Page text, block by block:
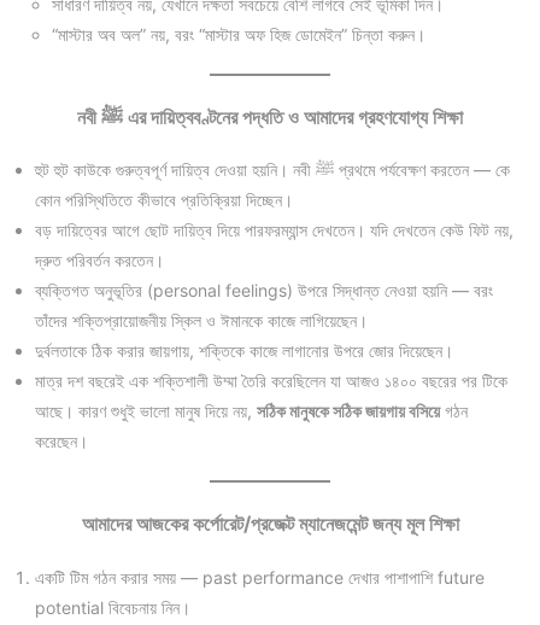
“মাস্টার অব অল” নয়, বরং “মাস্টার অফ হিজ ডোমেইন” চিন্তা করুন।
নবী ﷺ এর দায়িত্ববণ্টনের পদ্ধতি ও আমাদের গ্রহণযোগ্য শিক্ষা
হুট হুট কাউকে গুরুত্বপূর্ণ দায়িত্ব দেওয়া হয়নি। নবী ﷺ প্রথমে পর্যবেক্ষণ করতেন — কে
কোন পরিস্থিতিতে কীভাবে প্রতিক্রিয়া দিচ্ছেন।
বড় দায়িত্বের আগে ছোট দায়িত্ব দিয়ে পারফরম্যান্স দেখতেন। যদি দেখতেন কেউ ফিট নয়,
দ্রুত পরিবর্তন করতেন।
ব্যক্তিগত অনুভূতির (personal feelings) উপরে সিদ্ধান্ত নেওয়া হয়নি — বরং
তাঁদের শক্তিপ্রায়োজনীয় স্কিল ও ঈমানকে কাজে লাগিয়েছেন।
দুর্বলতাকে ঠিক করার জায়গায়, শক্তিকে কাজে লাগানোর উপরে জোর দিয়েছেন।
মাত্র দশ বছরেই এক শক্তিশালী উম্মা তৈরি করেছিলেন যা আজও ১৪০০ বছরের পর টিকে
আছে। কারণ শুধুই ভালো মানুষ দিয়ে নয়, সঠিক মানুষকে সঠিক জায়গায় বসিয়েগঠন
করেছেন।
আমাদের আজকের কর্পোরেট/প্রজেক্ট ম্যানেজমেন্ট জন্য মূল শিক্ষা
একটি টিম গঠন করার সময় — past performance দেখার পাশাপাশি future
potential বিবেচনায় নিন।